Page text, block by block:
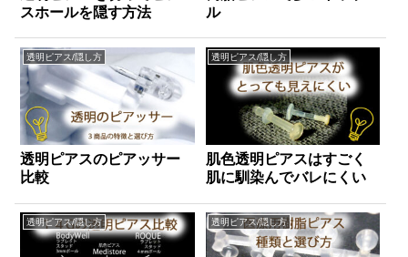
スホールを隠す方法
ル
透明ピアス/隠し方
透明ピアスのピアッサー
比較
透明ピアス/隠し方
肌色透明ピアスはすごく
肌に馴染んでバレにくい
透明ピアス/隠し方 透明ピアス/隠し方